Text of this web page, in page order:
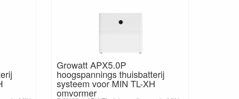
Growatt APX5.0P
hoogspannings thuisbatterij
systeem voor MIN TL-XH
omvormer